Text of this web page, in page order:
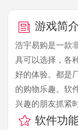
游戏简介
浩宇易购是一款
具可以选择，各
好的体验。都是
的购物乐趣。软
兴趣的朋友抓紧
软件功